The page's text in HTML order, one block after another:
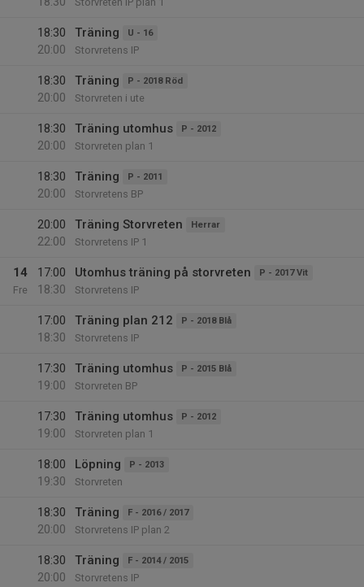
18:30
20:00
Träning U - 16
Storvretens IP
18:30
20:00
Träning P - 2018 Röd
Storvreten i ute
18:30
20:00
Träning utomhus P - 2012
Storvreten plan 1
18:30
20:00
Träning P - 2011
Storvretens BP
20:00
22:00
Träning Storvreten Herrar
Storvretens IP 1
14
Fre
17:00
18:30
Utomhus träning på storvreten P - 2017 Vit
Storvretens IP
17:00
18:30
Träning plan 212 P - 2018 Blå
Storvretens IP
17:30
19:00
Träning utomhus P - 2015 Blå
Storvreten BP
17:30
19:00
Träning utomhus P - 2012
Storvreten plan 1
18:00
19:30
Löpning P - 2013
Storvreten
18:30
20:00
Träning F - 2016 / 2017
Storvretens IP plan 2
18:30
20:00
Träning F - 2014 / 2015
Storvretens IP